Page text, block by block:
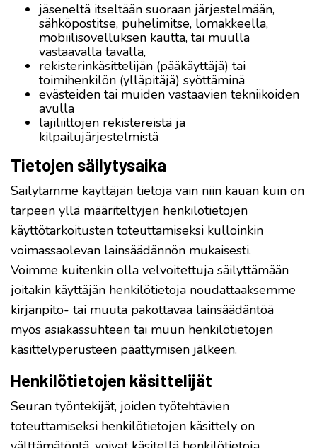
jäseneltä itseltään suoraan järjestelmään,
sähköpostitse, puhelimitse, lomakkeella,
mobiilisovelluksen kautta, tai muulla
vastaavalla tavalla,
rekisterinkäsittelijän (pääkäyttäjä) tai
toimihenkilön (ylläpitäjä) syöttäminä
evästeiden tai muiden vastaavien tekniikoiden
avulla
lajiliittojen rekistereistä ja
kilpailujärjestelmistä
Tietojen säilytysaika
Säilytämme käyttäjän tietoja vain niin kauan kuin on
tarpeen yllä määriteltyjen henkilötietojen
käyttötarkoitusten toteuttamiseksi kulloinkin
voimassaolevan lainsäädännön mukaisesti.
Voimme kuitenkin olla velvoitettuja säilyttämään
joitakin käyttäjän henkilötietoja noudattaaksemme
kirjanpito- tai muuta pakottavaa lainsäädäntöä
myös asiakassuhteen tai muun henkilötietojen
käsittelyperusteen päättymisen jälkeen.
Henkilötietojen käsittelijät
Seuran työntekijät, joiden työtehtävien
toteuttamiseksi henkilötietojen käsittely on